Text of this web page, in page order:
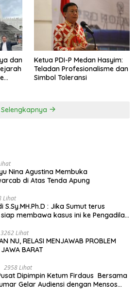
dan
Ketua PDI-P Medan Hasyim:
Teladan Profesionalisme dan
Simbol Toleransi
Selengkapnya
Nina Agustina Membuka
di Atas Tenda Apung
Lihat
S.Sy.MH.Ph.D : Jika Sumut terus
membawa kasus ini ke Pengadilan
3262 Lihat
NU, RELASI MENJAWAB PROBLEM
BARAT
2958 Lihat
Dipimpin Ketum Firdaus Bersama
Gelar Audiensi dengan Mensos